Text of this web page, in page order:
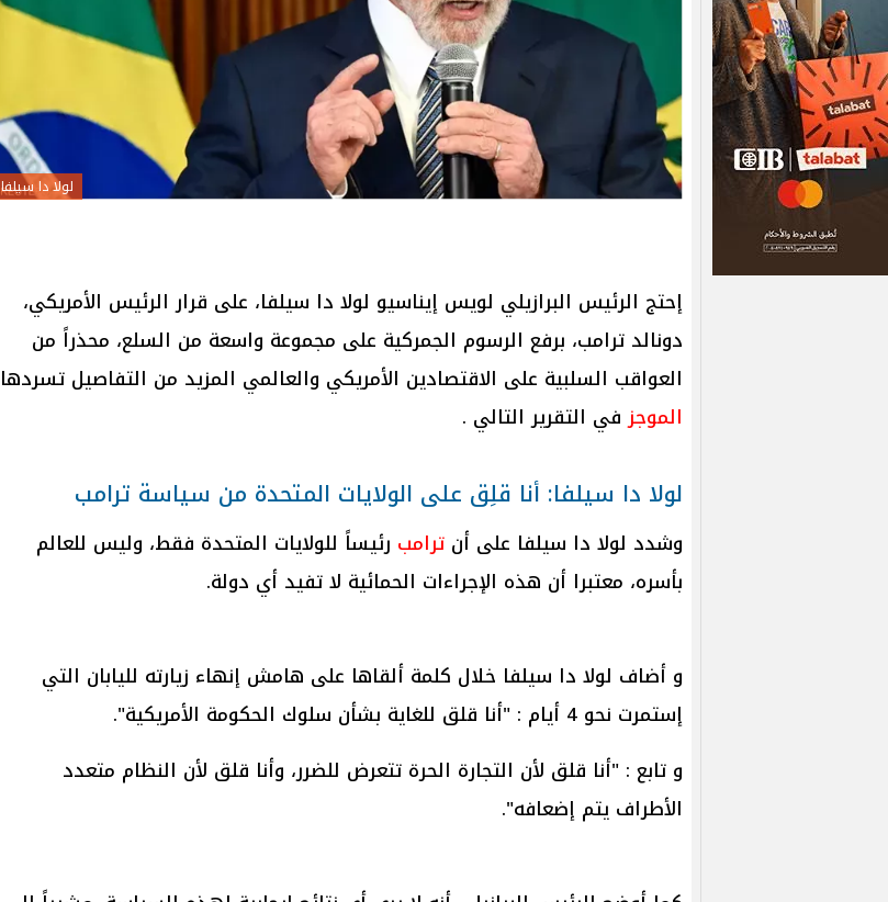
لولا دا سيلفا
إحتج الرئيس البرازيلي لويس إيناسيو لولا دا سيلفا، على قرار الرئيس الأمريكي،
دونالد ترامب، برفع الرسوم الجمركية على مجموعة واسعة من السلع، محذراً من
العواقب السلبية على الاقتصادين الأمريكي والعالمي المزيد من التفاصيل تسردها
الموجزفي التقرير التالي .
لولا دا سيلفا: أنا قلِق على الولايات المتحدة من سياسة ترامب
وشدد لولا دا سيلفا على أن ترامب رئيساً للولايات المتحدة فقط، وليس للعالم
بأسره، معتبرا أن هذه الإجراءات الحمائية لا تفيد أي دولة.
و أضاف لولا دا سيلفا خلال كلمة ألقاها على هامش إنهاء زيارته لليابان التي
إستمرت نحو 4 أيام : "أنا قلق للغاية بشأن سلوك الحكومة الأمريكية".
و تابع : "أنا قلق لأن التجارة الحرة تتعرض للضرر، وأنا قلق لأن النظام متعدد
الأطراف يتم إضعافه".